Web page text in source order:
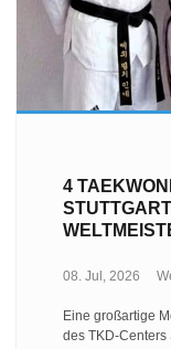
4
08. Jul, 2026
Eine großartige
des TKD-Centers